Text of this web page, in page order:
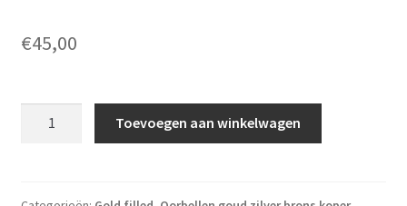
€45,00
Toevoegen aan winkelwagen